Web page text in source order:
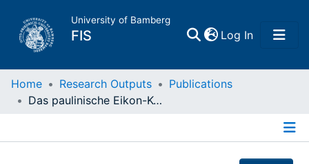
University of Bamberg
FIS Log In(current)
Home
Home Research Outputs
Publications
Das paulinische Eikon-Konzept : Semantische Analysen zur Sapientia Salomonis, zu Philo und den Paulusbriefen